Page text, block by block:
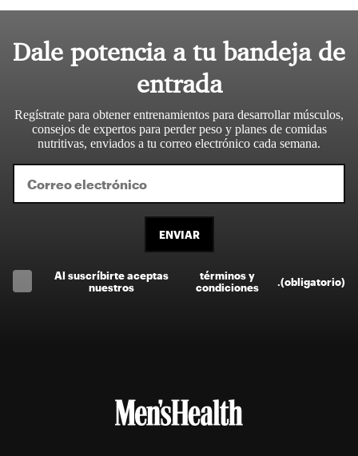
Dale potencia a tu bandeja de
entrada
Regístrate para obtener entrenamientos para desarrollar músculos,
consejos de expertos para perder peso y planes de comidas
nutritivas, enviados a tu correo electrónico cada semana.
ENVIAR
Al suscríbirte aceptas
nuestros
términos y
condiciones
(obligatorio)